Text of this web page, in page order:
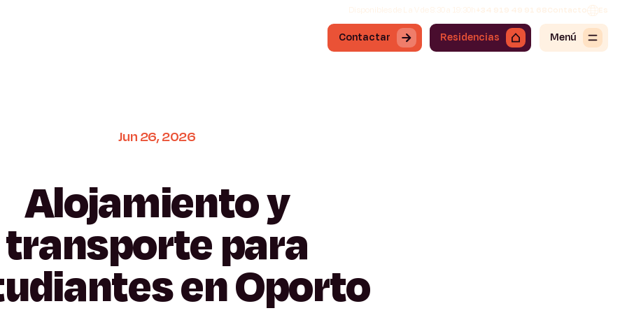
Disponibles de L a V de 8:30 a 19:30h+34 919 49 91 68Contacto Es
Contactar Residencias Menú
Jun26,2026
Alojamientoy
transportepara
enOporto